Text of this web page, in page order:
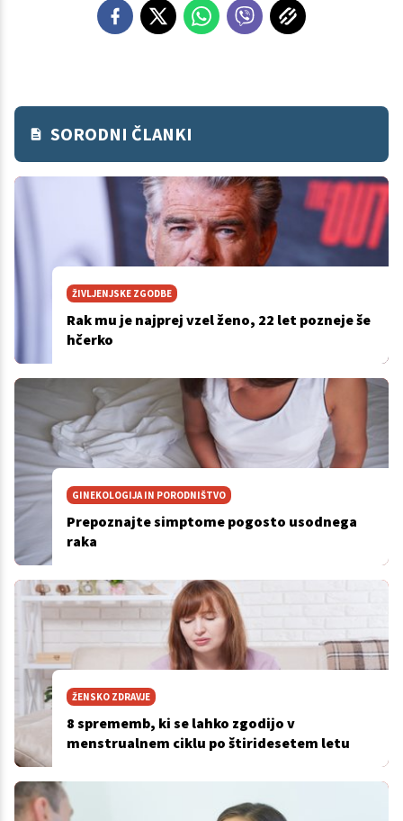
SORODNI ČLANKI
ŽIVLJENJSKE ZGODBE
Rak mu je najprej vzel ženo, 22 let pozneje še
hčerko
GINEKOLOGIJA IN PORODNIŠTVO
Prepoznajte simptome pogosto usodnega
raka
ŽENSKO ZDRAVJE
8 sprememb, ki se lahko zgodijo v
menstrualnem ciklu po štiridesetem letu